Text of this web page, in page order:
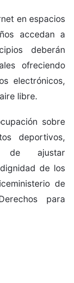
en espacios
accedan a
deberán
ofreciendo
electrónicos,
libre.
sobre
deportivos,
de ajustar
de los
de
para